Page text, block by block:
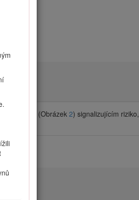
symbolem (Obrázek 2) signalizujícím riziko,